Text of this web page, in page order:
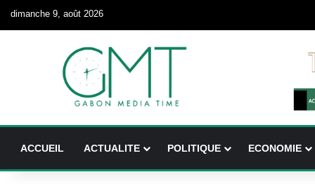
dimanche 9, août 2026
ACCUEIL ACTUALITE POLITIQUE ECONOMIE